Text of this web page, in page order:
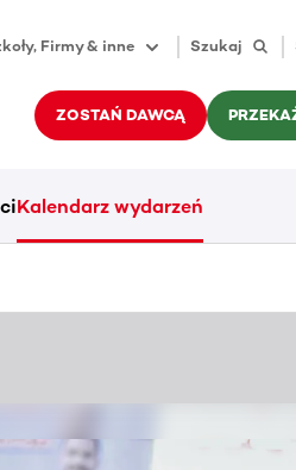
Firmy & inne Szukaj
ZOSTAŃ DAWCĄ
Kalendarz wydarzeń